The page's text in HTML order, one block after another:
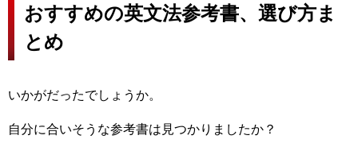
おすすめの英文法参考書、選び方ま
とめ
いかがだったでしょうか。
自分に合いそうな参考書は見つかりましたか？